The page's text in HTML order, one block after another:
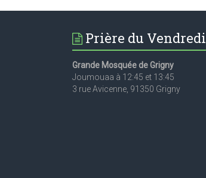
Prière du Vendredi
Grande Mosquée de Grigny
Joumouaa à 12:45 et 13:45
3 rue Avicenne, 91350 Grigny